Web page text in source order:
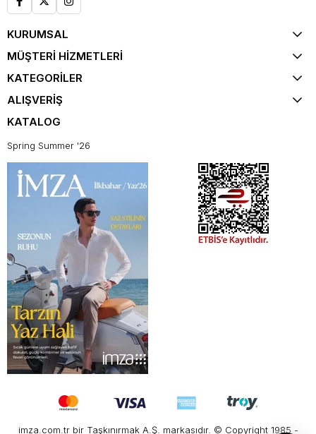
KURUMSAL
MÜŞTERİ HİZMETLERİ
KATEGORİLER
ALIŞVERİŞ
KATALOG
Spring Summer '26
imza.com.tr bir Taşkınırmak A.Ş. markasıdır. © Copyright 1985 -